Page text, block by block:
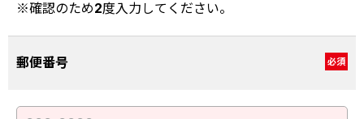
※確認のため2度入力してください。
郵便番号 必須